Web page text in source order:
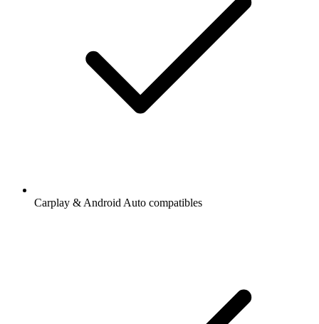
Carplay & Android Auto compatibles